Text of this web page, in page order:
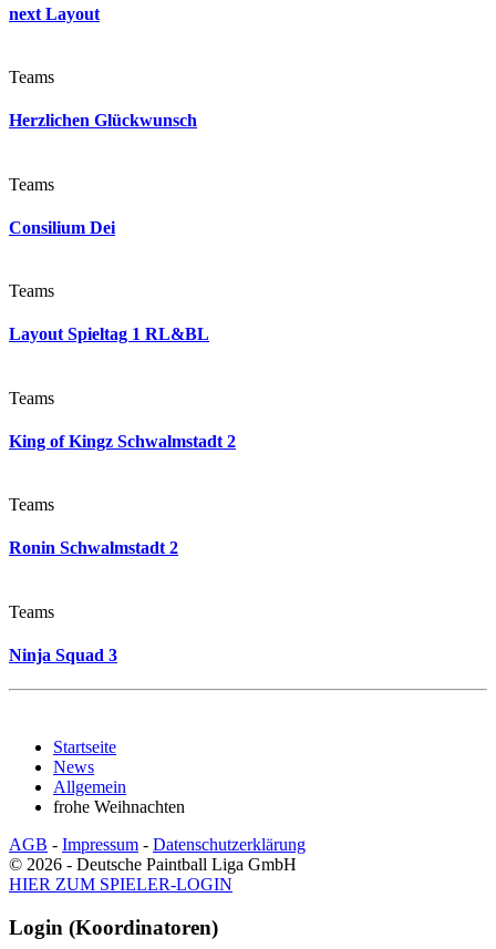
next Layout
Teams
Herzlichen Glückwunsch
Teams
Consilium Dei
Teams
Layout Spieltag 1 RL&BL
Teams
King of Kingz Schwalmstadt 2
Teams
Ronin Schwalmstadt 2
Teams
Ninja Squad 3
Startseite
News
Allgemein
frohe Weihnachten
AGB - Impressum - Datenschutzerklärung
© 2026 - Deutsche Paintball Liga GmbH
HIER ZUM SPIELER-LOGIN
Login (Koordinatoren)